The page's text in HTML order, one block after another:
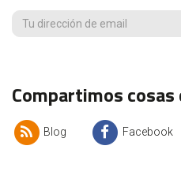
Compartimos cosas
Blog Facebook